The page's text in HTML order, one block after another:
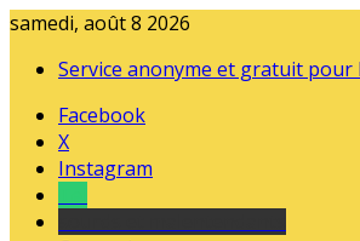
samedi, août 8 2026
Service anonyme et gratuit pour
Facebook
X
Instagram